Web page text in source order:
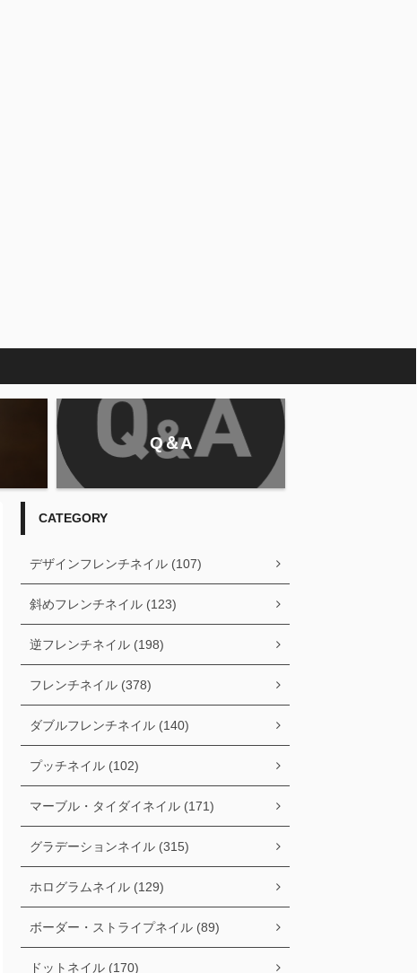
Q＆A
CATEGORY
デザインフレンチネイル (107)
斜めフレンチネイル (123)
逆フレンチネイル (198)
フレンチネイル (378)
ダブルフレンチネイル (140)
プッチネイル (102)
マーブル・タイダイネイル (171)
グラデーションネイル (315)
ホログラムネイル (129)
ボーダー・ストライプネイル (89)
ドットネイル (170)